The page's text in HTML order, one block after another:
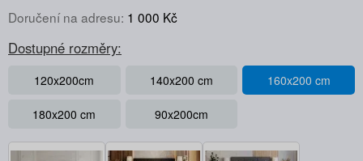
Doručení na adresu: 1 000 Kč
Dostupné rozměry:
120x200cm 140x200 cm 160x200 cm
180x200 cm 90x200cm